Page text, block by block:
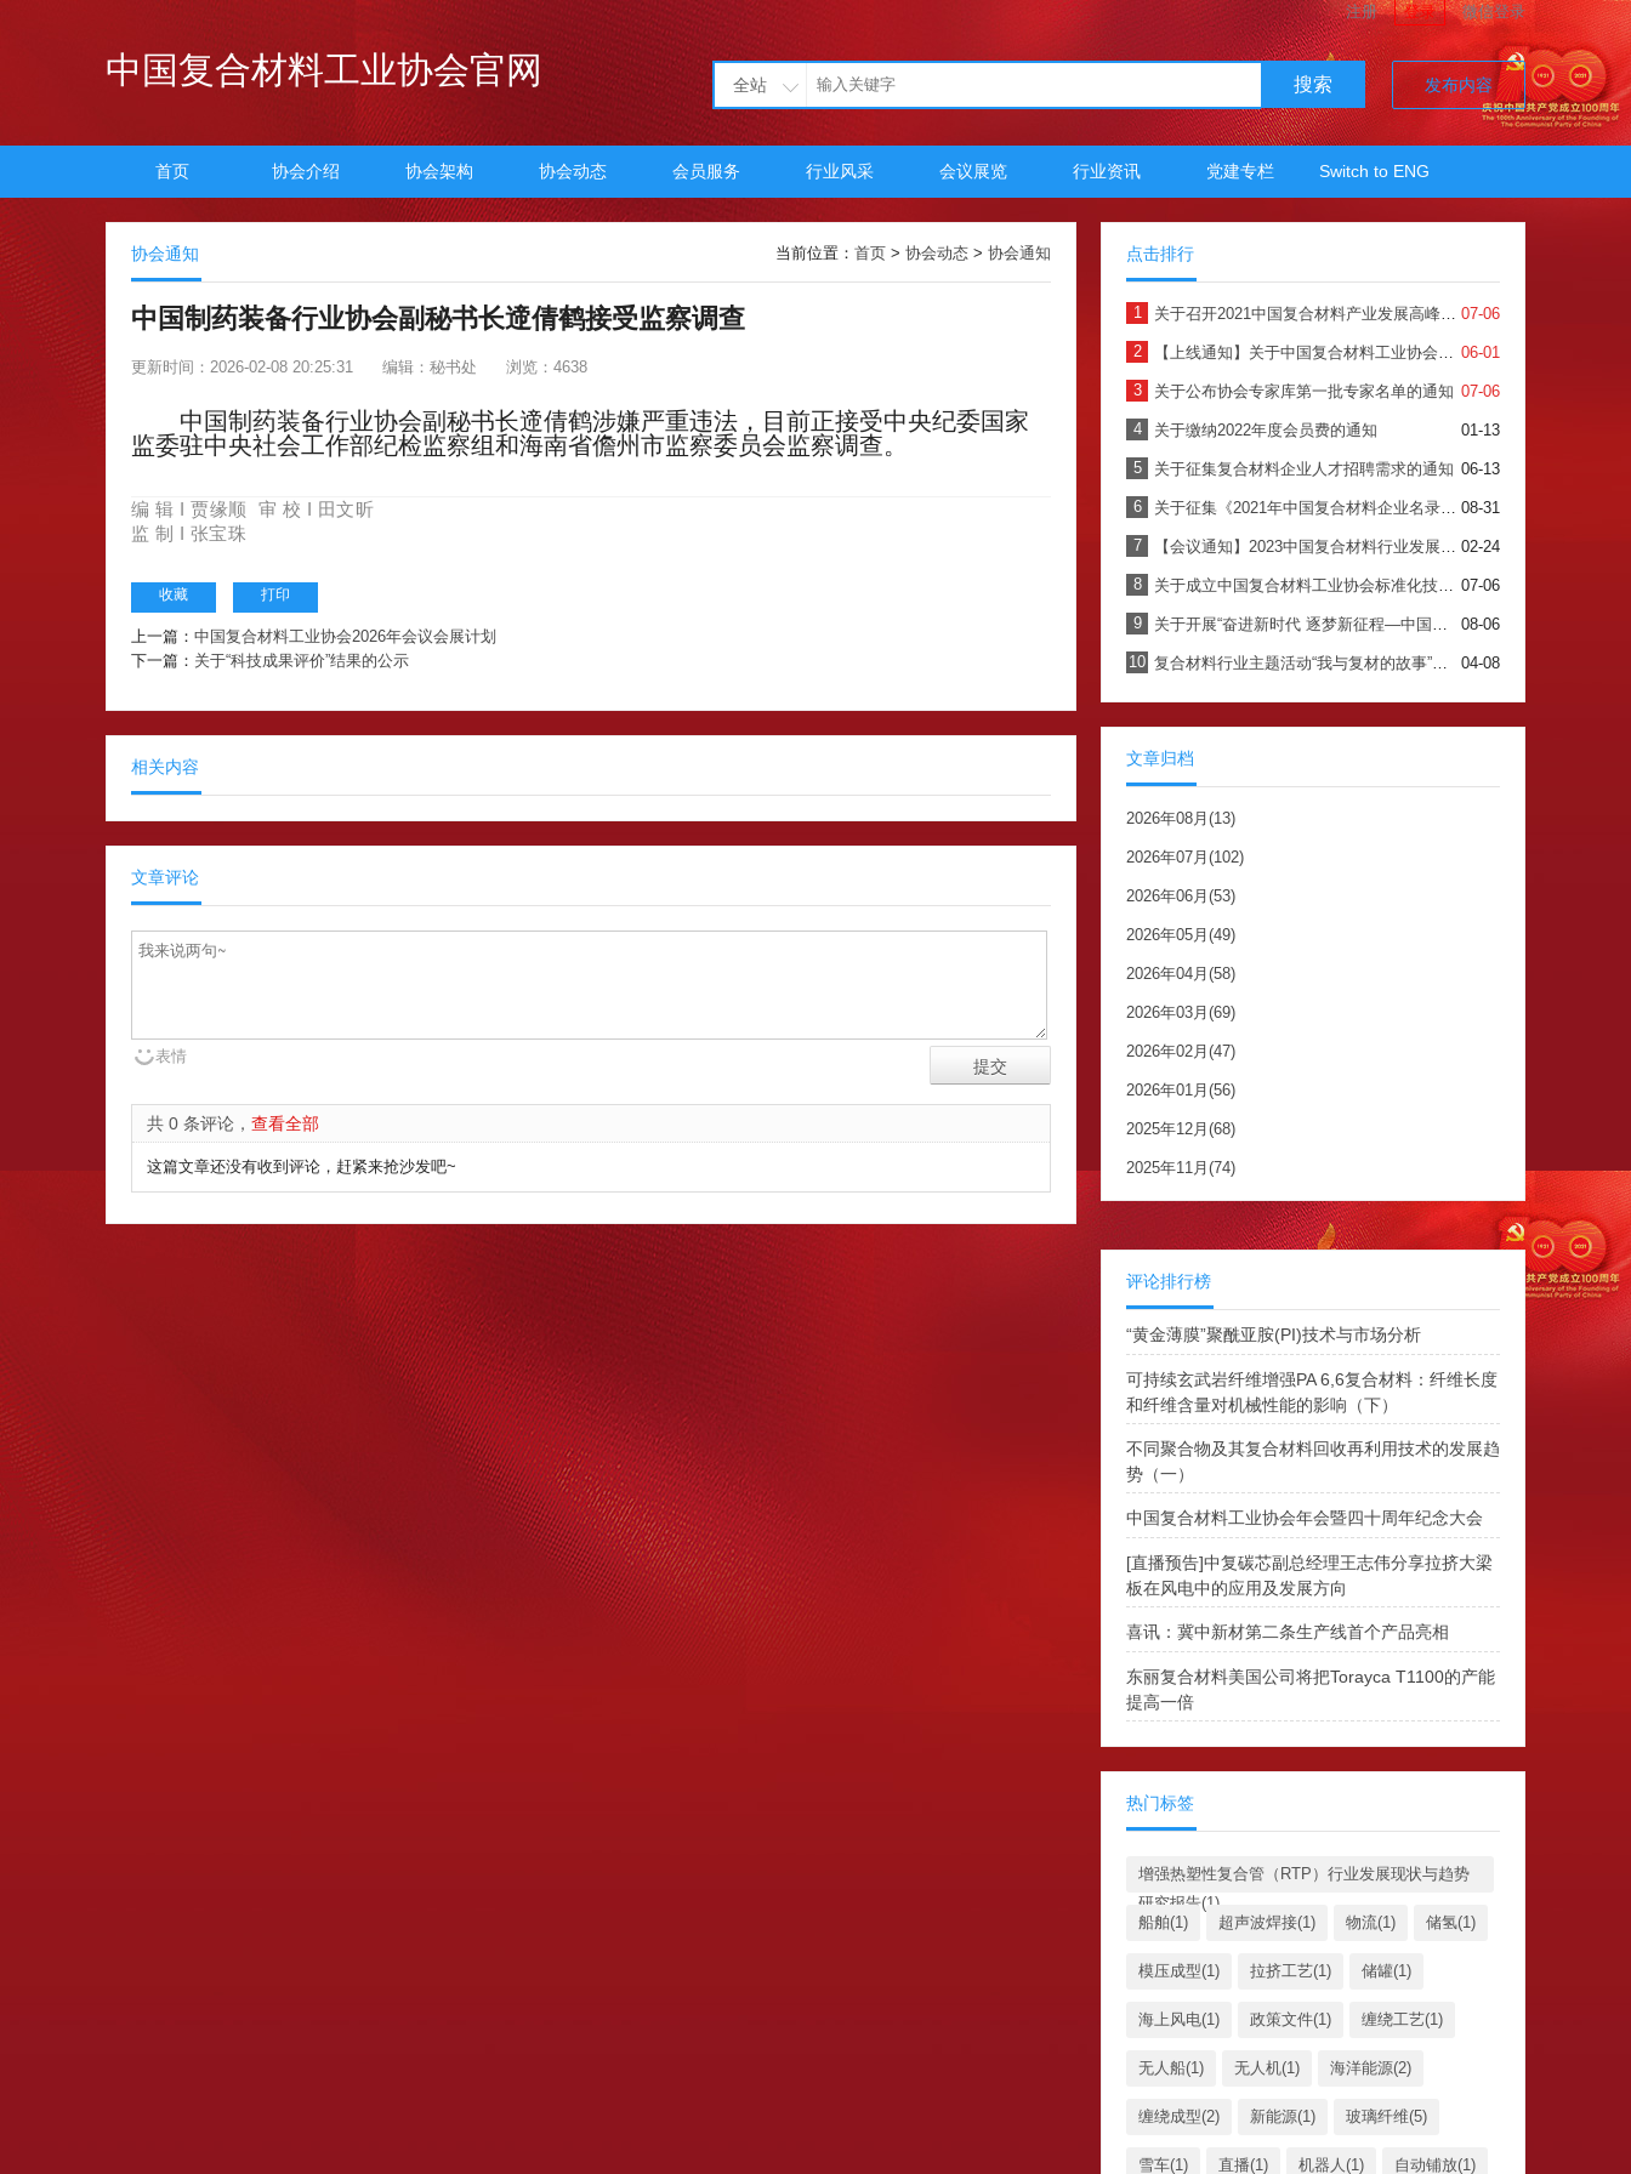
注册 登录 微信登录
中国复合材料工业协会官网 全站 搜索 发布内容
首页 协会介绍 协会架构 协会动态 会员服务 行业风采 会议展览 行业资讯 党建专栏 Switch to ENG
协会通知 当前位置： 首页 > 协会动态 > 协会通知
中国制药装备行业协会副秘书长遆倩鹤接受监察调查
更新时间：2026-02-08 20:25:31 编辑：秘书处 浏览：4638
中国制药装备行业协会副秘书长遆倩鹤涉嫌严重违法，目前正接受中央纪委国家
监委驻中央社会工作部纪检监察组和海南省儋州市监察委员会监察调查。
编 辑 I 贾缘顺 审 校 I 田文昕
监 制 I 张宝珠
收藏 打印
上一篇： 中国复合材料工业协会2026年会议会展计划
下一篇： 关于“科技成果评价”结果的公示
相关内容
文章评论
表情
共 0 条评论， 查看全部
这篇文章还没有收到评论，赶紧来抢沙发吧~
点击排行
1 07-06
关于召开2021中国复合材料产业发展高峰论坛暨中国复合材料工业协会年会的预通知
2 06-01
【上线通知】关于中国复合材料工业协会会员服务系统正式上线使用的通知
3 07-06
关于公布协会专家库第一批专家名单的通知
4 01-13
关于缴纳2022年度会员费的通知
5 06-13
关于征集复合材料企业人才招聘需求的通知
6 08-31
关于征集《2021年中国复合材料企业名录》的通知
7 02-24
【会议通知】2023中国复合材料行业发展大会暨七届四次理事会
8 07-06
关于成立中国复合材料工业协会标准化技术委员会的通知
9 08-06
关于开展“奋进新时代 逐梦新征程—中国复合材料工业协会成立40周年纪念”主题书籍内容征集工作的通知
10 04-08
复合材料行业主题活动“我与复材的故事”征集开始啦！！！
文章归档
2026年08月(13)
2026年07月(102)
2026年06月(53)
2026年05月(49)
2026年04月(58)
2026年03月(69)
2026年02月(47)
2026年01月(56)
2025年12月(68)
2025年11月(74)
评论排行榜
“黄金薄膜”聚酰亚胺(PI)技术与市场分析
可持续玄武岩纤维增强PA 6,6复合材料：纤维长度
和纤维含量对机械性能的影响（下）
不同聚合物及其复合材料回收再利用技术的发展趋
势（一）
中国复合材料工业协会年会暨四十周年纪念大会
[直播预告]中复碳芯副总经理王志伟分享拉挤大梁
板在风电中的应用及发展方向
喜讯：冀中新材第二条生产线首个产品亮相
东丽复合材料美国公司将把Torayca T1100的产能
提高一倍
热门标签
增强热塑性复合管（RTP）行业发展现状与趋势
研究报告(1)
船舶(1)
超声波焊接(1) 物流(1) 储氢(1)
模压成型(1) 拉挤工艺(1) 储罐(1)
海上风电(1) 政策文件(1) 缠绕工艺(1)
无人船(1) 无人机(1) 海洋能源(2)
缠绕成型(2) 新能源(1) 玻璃纤维(5)
雪车(1) 直播(1) 机器人(1) 自动铺放(1)